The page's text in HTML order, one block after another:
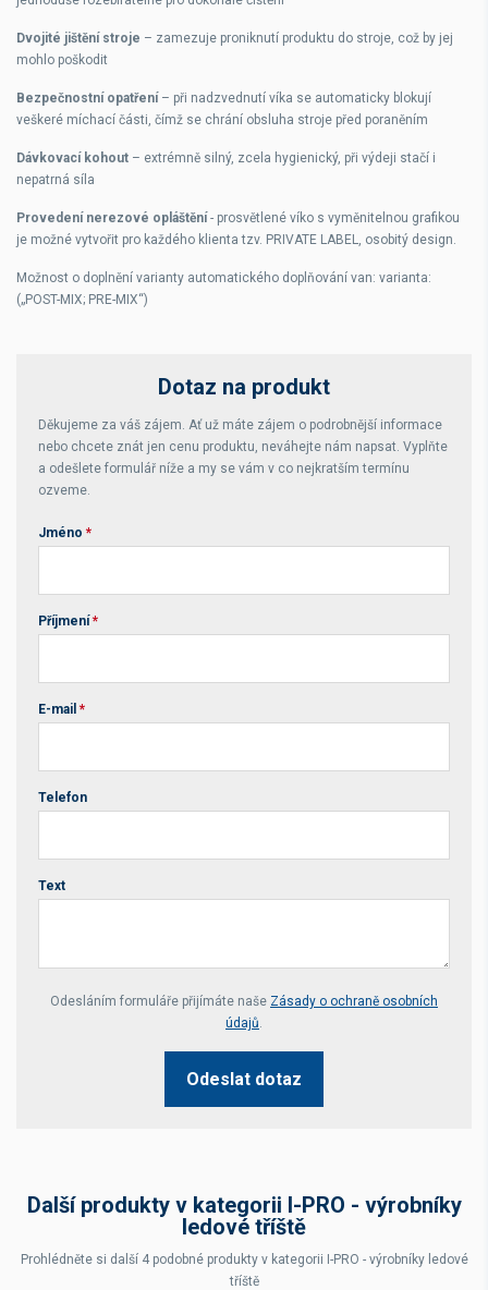
Dvojité jištění stroje – zamezuje proniknutí produktu do stroje, což by jej
mohlo poškodit
Bezpečnostní opatření – při nadzvednutí víka se automaticky blokují
veškeré míchací části, čímž se chrání obsluha stroje před poraněním
Dávkovací kohout – extrémně silný, zcela hygienický, při výdeji stačí i
nepatrná síla
Provedení nerezové opláštění - prosvětlené víko s vyměnitelnou grafikou
je možné vytvořit pro každého klienta tzv. PRIVATE LABEL, osobitý design.
Možnost o doplnění varianty automatického doplňování van: varianta:
(„POST-MIX; PRE-MIX“)
Dotaz na produkt
Děkujeme za váš zájem. Ať už máte zájem o podrobnější informace
nebo chcete znát jen cenu produktu, neváhejte nám napsat. Vyplňte
a odešlete formulář níže a my se vám v co nejkratším termínu
ozveme.
Jméno *
Příjmení *
E-mail *
Telefon
Text
Your website *
Odesláním formuláře přijímáte naše Zásady o ochraně osobních
údajů.
Odeslat dotaz
Další produkty v kategorii I-PRO - výrobníky
ledové tříště
Prohlédněte si další 4 podobné produkty v kategorii I-PRO - výrobníky ledové
tříště